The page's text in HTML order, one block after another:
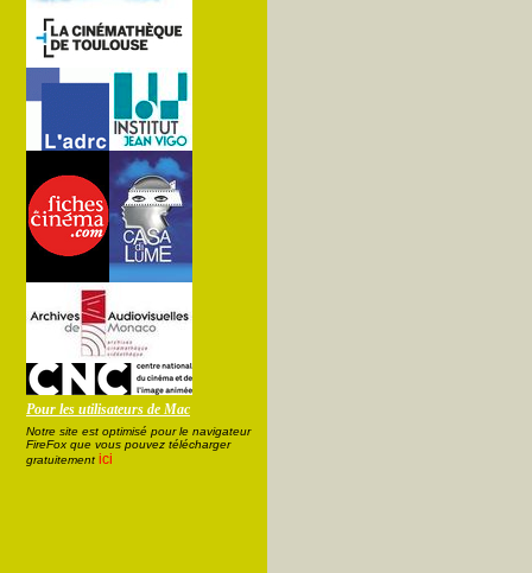
Pour les utilisateurs de Mac
Notre site est optimisé pour le navigateur
FireFox que vous pouvez télécharger
gratuitement ici